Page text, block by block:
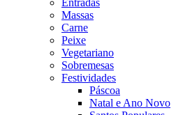
Entradas
Massas
Carne
Peixe
Vegetariano
Sobremesas
Festividades
Páscoa
Natal e Ano Novo